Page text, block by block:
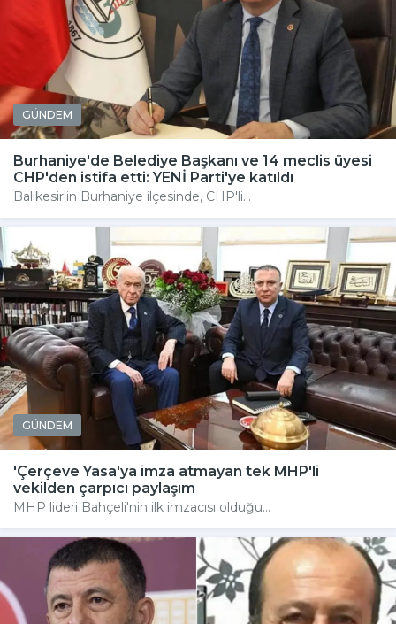
GÜNDEM
Burhaniye'de Belediye Başkanı ve 14 meclis üyesi
CHP'den istifa etti: YENİ Parti'ye katıldı
Balıkesir'in Burhaniye ilçesinde, CHP'li...
GÜNDEM
'Çerçeve Yasa'ya imza atmayan tek MHP'li
vekilden çarpıcı paylaşım
MHP lideri Bahçeli'nin ilk imzacısı olduğu...